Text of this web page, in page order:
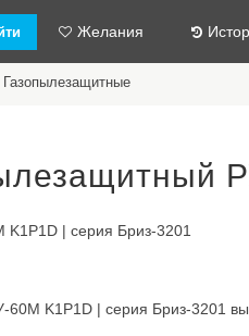
Желания
Газопылезащитные
60М K1P1D | серия Бриз-3201